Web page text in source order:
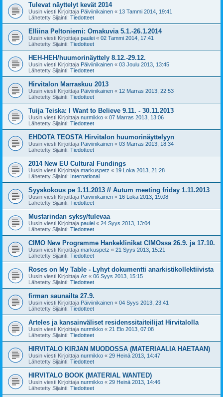
Tulevat näyttelyt kevät 2014
Uusin viesti Kirjoittaja Päiviinikainen « 13 Tammi 2014, 19:41
Lähetetty Sijainti: Tiedotteet
Elliina Peltoniemi: Omakuvia 5.1.-26.1.2014
Uusin viesti Kirjoittaja paulei « 02 Tammi 2014, 17:41
Lähetetty Sijainti: Tiedotteet
HEH-HEH/huumorinäyttely 8.12.-29.12.
Uusin viesti Kirjoittaja Päiviinikainen « 03 Joulu 2013, 13:45
Lähetetty Sijainti: Tiedotteet
Hirvitalon Marraskuu 2013
Uusin viesti Kirjoittaja Päiviinikainen « 12 Marras 2013, 22:53
Lähetetty Sijainti: Tiedotteet
Tuija Teiska: I Want to Believe 9.11. - 30.11.2013
Uusin viesti Kirjoittaja nurmikko « 07 Marras 2013, 13:06
Lähetetty Sijainti: Tiedotteet
EHDOTA TEOSTA Hirvitalon huumorinäyttelyyn
Uusin viesti Kirjoittaja Päiviinikainen « 03 Marras 2013, 18:34
Lähetetty Sijainti: Tiedotteet
2014 New EU Cultural Fundings
Uusin viesti Kirjoittaja markuspetz « 19 Loka 2013, 21:28
Lähetetty Sijainti: International
Syyskokous pe 1.11.2013 // Autum meeting friday 1.11.2013
Uusin viesti Kirjoittaja Päiviinikainen « 16 Loka 2013, 19:08
Lähetetty Sijainti: Tiedotteet
Mustarindan syksy/tulevaa
Uusin viesti Kirjoittaja paulei « 24 Syys 2013, 13:04
Lähetetty Sijainti: Tiedotteet
CIMO New Programme Hankeklinikat CIMOssa 26.9. ja 17.10.
Uusin viesti Kirjoittaja markuspetz « 21 Syys 2013, 15:21
Lähetetty Sijainti: Tiedotteet
Roses on My Table - Lyhyt dokumentti anarkistikollektiivista
Uusin viesti Kirjoittaja Az « 06 Syys 2013, 15:15
Lähetetty Sijainti: Tiedotteet
firman saunailta 27.9.
Uusin viesti Kirjoittaja Päiviinikainen « 04 Syys 2013, 23:41
Lähetetty Sijainti: Tiedotteet
Arteles ja kansainväliset residenssitaiteilijat Hirvitalolla
Uusin viesti Kirjoittaja nurmikko « 21 Elo 2013, 07:08
Lähetetty Sijainti: Tiedotteet
HIRVITALO KIRJAN MUODOSSA (MATERIAALIA HAETAAN)
Uusin viesti Kirjoittaja nurmikko « 29 Heinä 2013, 14:47
Lähetetty Sijainti: Tiedotteet
HIRVITALO BOOK (MATERIAL WANTED)
Uusin viesti Kirjoittaja nurmikko « 29 Heinä 2013, 14:46
Lähetetty Sijainti: Tiedotteet